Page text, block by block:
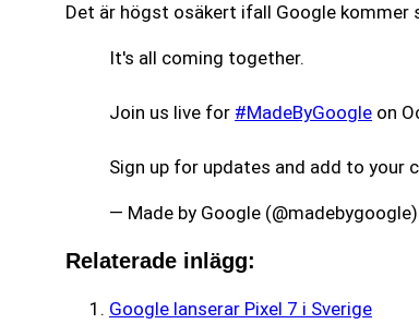
Det är högst osäkert ifall Google kommer
It's all coming together.
Join us live for #MadeByGoogle on
Sign up for updates and add to your
— Made by Google (@madebygoogle)
Relaterade inlägg:
Google lanserar Pixel 7 i Sverige